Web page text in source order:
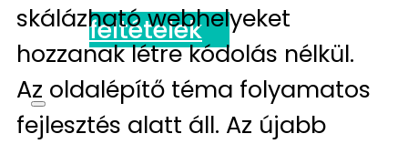
feltételek
skálázható webhelyeket
hozzanak létre kódolás nélkül.
Az oldalépítő téma folyamatos
fejlesztés alatt áll. Az újabb